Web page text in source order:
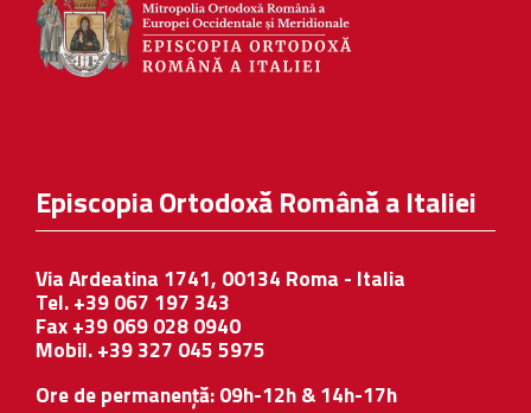
Episcopia Ortodoxă Română a Italiei
Via Ardeatina 1741, 00134 Roma - Italia
Tel. +39 067 197 343
Fax +39 069 028 0940
Mobil. +39 327 045 5975
Ore de permanență: 09h-12h & 14h-17h